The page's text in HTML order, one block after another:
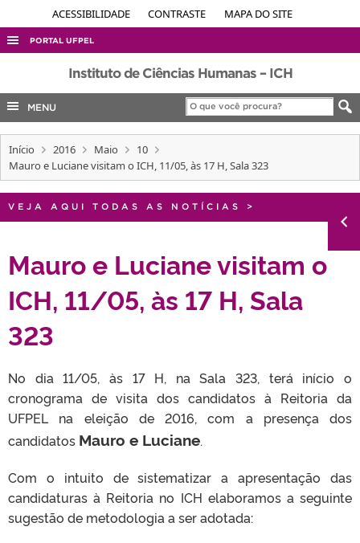
ACESSIBILIDADE CONTRASTE MAPA DO SITE
PORTAL UFPEL
ACESSO À INFORMAÇÃO
AUDITORIA
COBALTO
CONCURSOS
INTERNACIONAL
Instituto de Ciências Humanas – ICH
MENU
Início 2016 Maio
10
Mauro e Luciane visitam o ICH, 11/05, às 17 H, Sala 323
VEJA AQUI TODAS AS NOTÍCIAS >
Mauro e Luciane visitam o
ICH, 11/05, às 17 H, Sala
323
No dia 11/05, às 17 H, na Sala 323, terá início o
cronograma de visita dos candidatos à Reitoria da
UFPEL na eleição de 2016, com a presença dos
candidatos Mauro e Luciane.
Com o intuito de sistematizar a apresentação das
candidaturas à Reitoria no ICH elaboramos a seguinte
sugestão de metodologia a ser adotada: